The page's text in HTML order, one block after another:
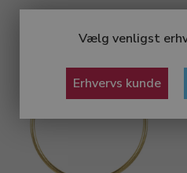
Vælg venligst
Erhvervs kunde